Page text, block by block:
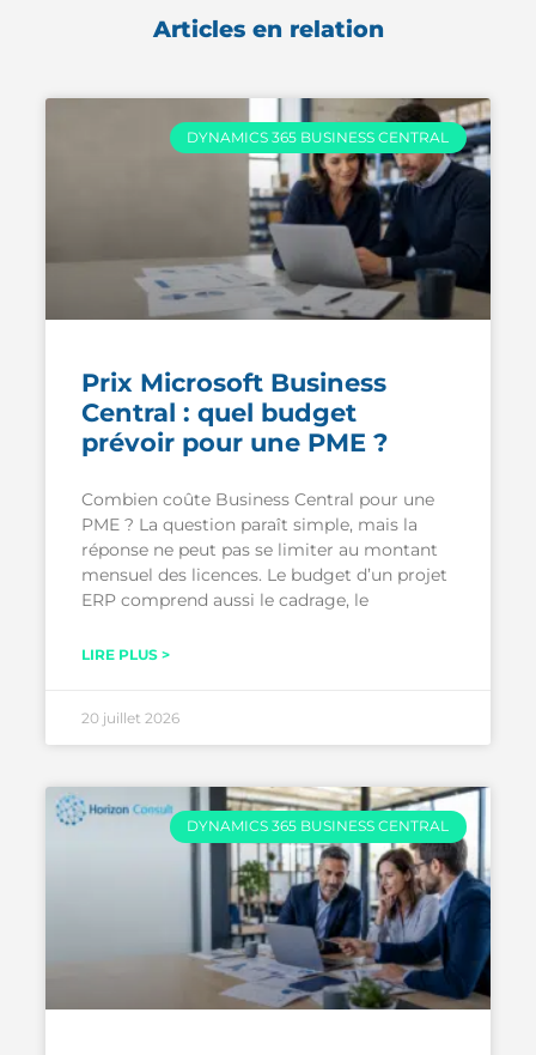
Articles en relation
DYNAMICS 365 BUSINESS CENTRAL
Prix Microsoft Business
Central : quel budget
prévoir pour une PME ?
Combien coûte Business Central pour une
PME ? La question paraît simple, mais la
réponse ne peut pas se limiter au montant
mensuel des licences. Le budget d’un projet
ERP comprend aussi le cadrage, le
LIRE PLUS >
20 juillet 2026
DYNAMICS 365 BUSINESS CENTRAL